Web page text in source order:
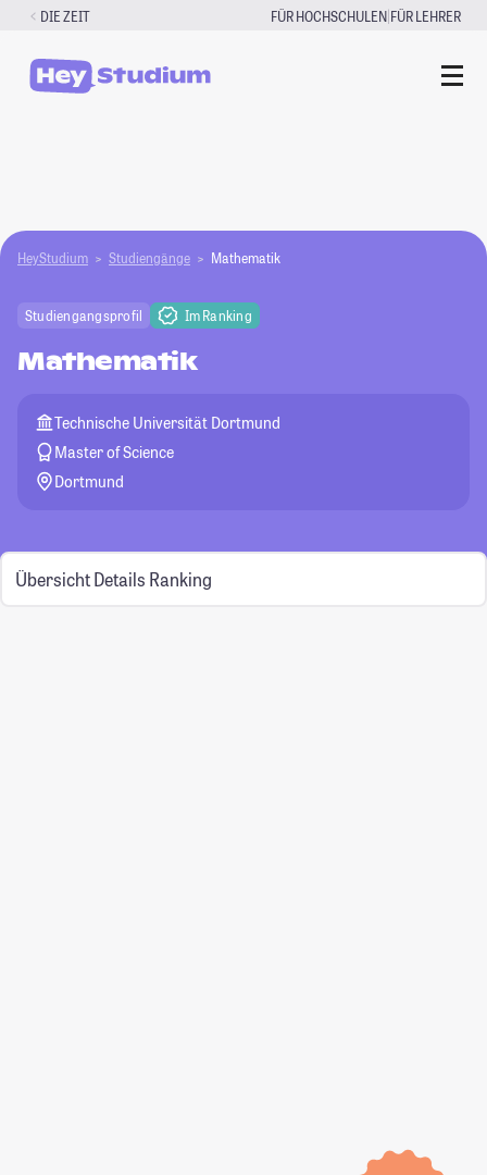
Zum
springen
DIE ZEIT FÜR HOCHSCHULEN|FÜR LEHRER
HeyStudium Studiengänge Mathematik
Studiengangsprofil Im Ranking
Mathematik
Technische Universität Dortmund
Master of Science
Dortmund
Übersicht Details Ranking